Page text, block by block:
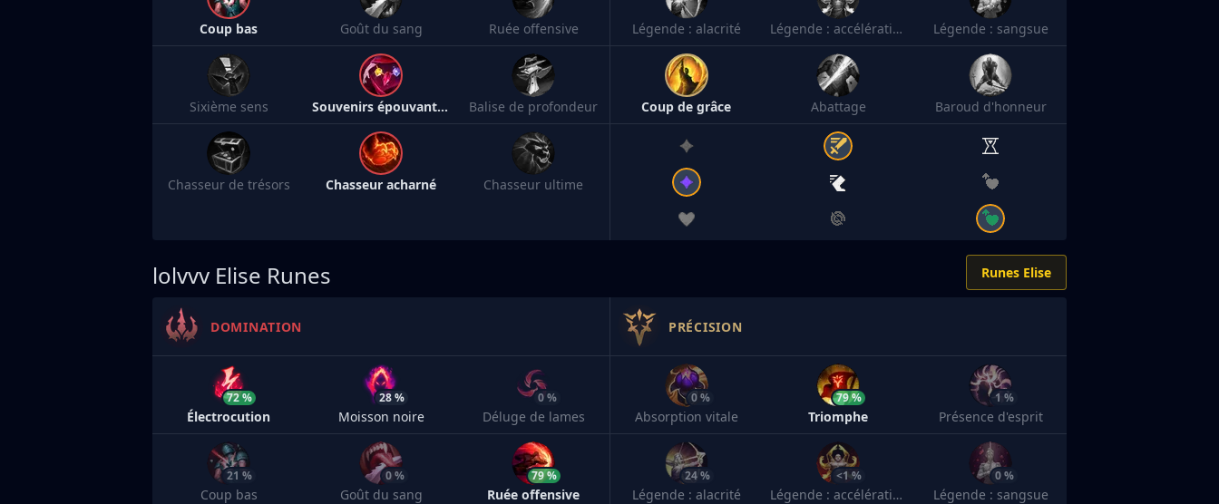
Coup bas Goût du sang Ruée offensive
Sixième sens Souvenirs épouvantables Balise de profondeur
Chasseur de trésors Chasseur acharné Chasseur ultime
Légende : alacrité Légende : accélération Légende : sangsue
Coup de grâce Abattage Baroud d'honneur
lolvvv Elise Runes Runes Elise
DOMINATION
72 %
Électrocution
28 %
Moisson noire
0 %
Déluge de lames
21 %
Coup bas
0 %
Goût du sang
79 %
Ruée offensive
PRÉCISION
0 %
Absorption vitale
79 %
Triomphe
1 %
Présence d'esprit
24 %
Légende : alacrité
<1 %
Légende : accélération
0 %
Légende : sangsue